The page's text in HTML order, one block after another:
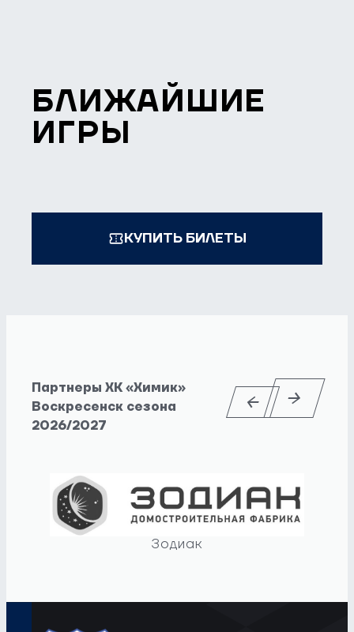
БЛИЖАЙШИЕ
ИГРЫ
КУПИТЬ БИЛЕТЫ
Партнеры ХК «Химик»
Воскресенск сезона
2026/2027
Зодиак